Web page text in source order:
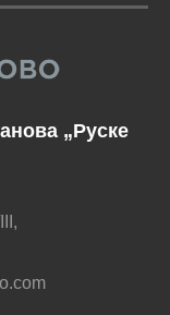
„Руске